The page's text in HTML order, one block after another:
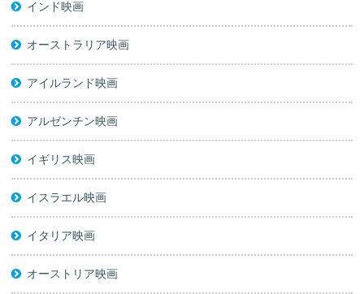
インド映画
オーストラリア映画
アイルランド映画
アルゼンチン映画
イギリス映画
イスラエル映画
イタリア映画
オーストリア映画